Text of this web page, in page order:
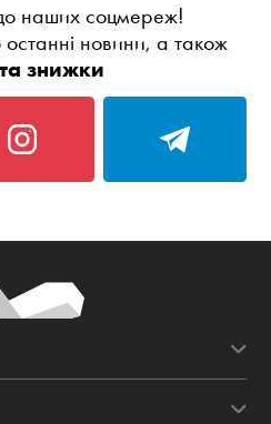
наших соцмереж!
новини, а також
знижки